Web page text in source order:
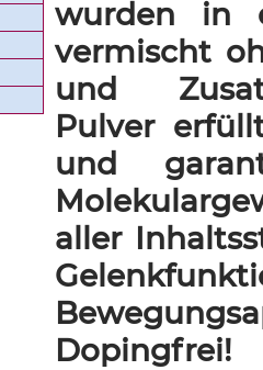
wurden in
vermischt
und
Pulver
und
aller
Dopingfrei!